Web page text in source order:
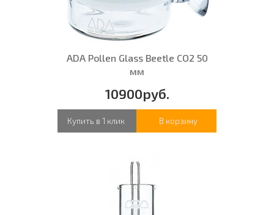
ADA Pollen Glass Beetle CO2 50
мм
10900руб.
Купить в 1 клик В корзину